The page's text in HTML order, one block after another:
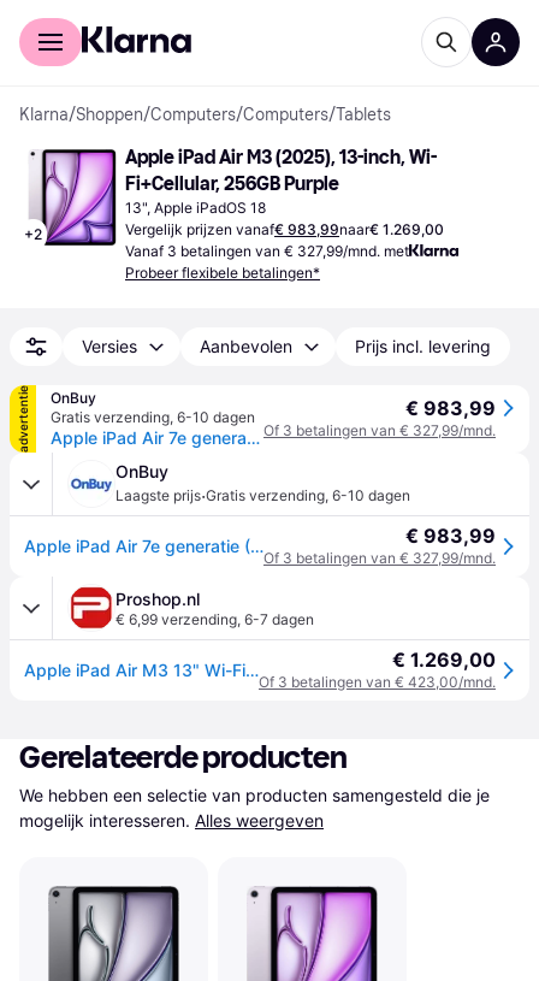
Voor shoppers
Klarna/Shoppen/Computers/Computers/Tablets
+2
Apple iPad Air M3 (2025), 13-inch, Wi-
Fi+Cellular, 256GB Purple
13", Apple iPadOS 18
Vergelijk prijzen vanaf€ 983,99naar€ 1.269,00
Vanaf 3 betalingen van € 327,99/mnd. met
Probeer flexibele betalingen*
Versies Aanbevolen Prijs incl. levering
advertentie
OnBuy
Gratis verzending, 6-10 dagen
Apple iPad Air 7e generatie (2025 M3) 13 inch WiFi 256 GB paars
€ 983,99
Of 3 betalingen van € 327,99/mnd.
OnBuy
Laagste prijs·Gratis verzending, 6-10 dagen
Apple iPad Air 7e generatie (2025 M3) 13 inch WiFi 256 GB paars € 983,99
Of 3 betalingen van € 327,99/mnd.
Proshop.nl
€ 6,99 verzending, 6-7 dagen
Apple iPad Air M3 13" Wi-Fi + Cellular 256GB - Purple € 1.269,00
Of 3 betalingen van € 423,00/mnd.
Gerelateerde producten
We hebben een selectie van producten samengesteld die je
mogelijk interesseren. Alles weergeven